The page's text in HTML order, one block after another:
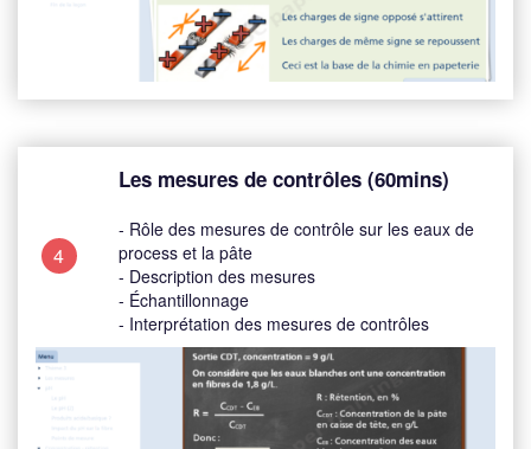
4
Les mesures de contrôles (60mins)
- Rôle des mesures de contrôle sur les eaux de
process et la pâte
- Description des mesures
- Échantillonnage
- Interprétation des mesures de contrôles